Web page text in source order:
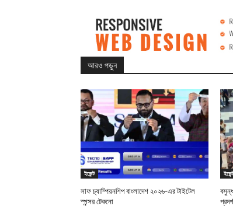
আরও পড়ুন
ইভেন্ট
সাফ চ্যাম্পিয়নশিপ বাংলাদেশ ২০২৬-এর টাইটেল
স্পন্সর টেকনো